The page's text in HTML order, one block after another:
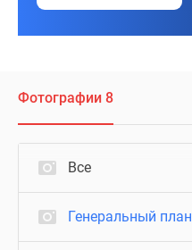
Фотографии 8
Все
Генеральный план